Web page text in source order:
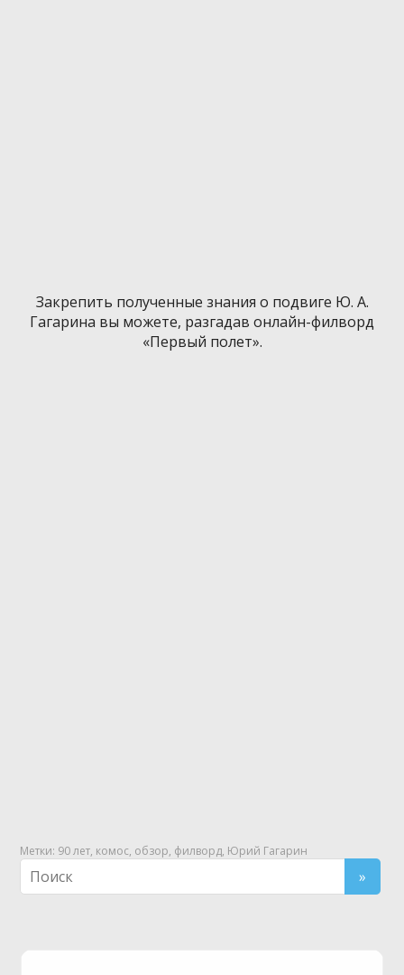
Закрепить полученные знания о подвиге Ю. А.
Гагарина вы можете, разгадав онлайн-филворд
«Первый полет».
Метки: 90 лет, комос, обзор, филворд, Юрий Гагарин